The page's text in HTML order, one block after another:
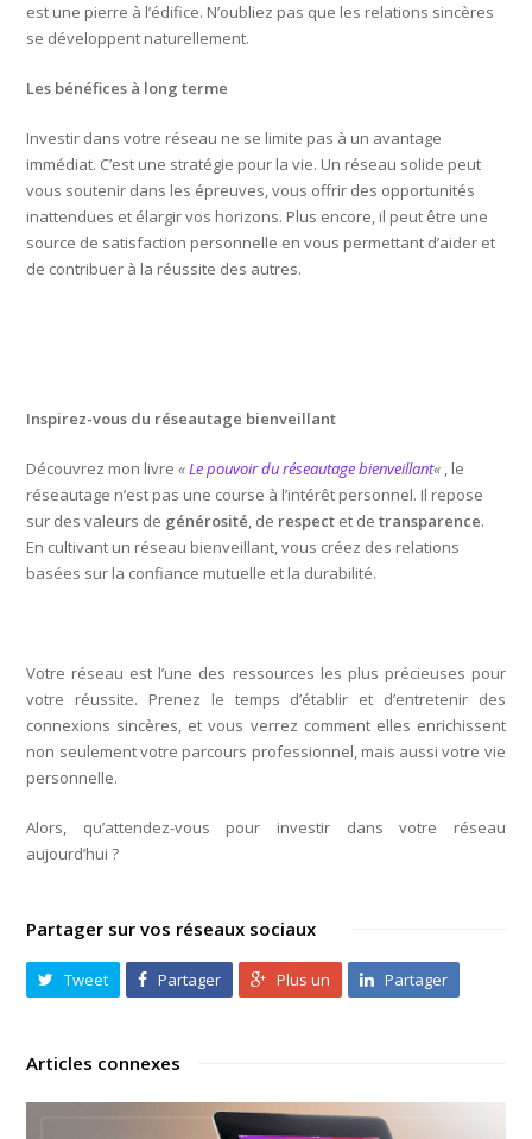
est une pierre à l’édifice. N’oubliez pas que les relations sincères
se développent naturellement.
Les bénéfices à long terme
Investir dans votre réseau ne se limite pas à un avantage
immédiat. C’est une stratégie pour la vie. Un réseau solide peut
vous soutenir dans les épreuves, vous offrir des opportunités
inattendues et élargir vos horizons. Plus encore, il peut être une
source de satisfaction personnelle en vous permettant d’aider et
de contribuer à la réussite des autres.
Inspirez-vous du réseautage bienveillant
Découvrez mon livre«Le pouvoir du réseautage bienveillant« , le
réseautage n’est pas une course à l’intérêt personnel. Il repose
sur des valeurs de générosité, de respect et detransparence.
En cultivant un réseau bienveillant, vous créez des relations
basées sur la confiance mutuelle et la durabilité.
Votre réseau est l’une des ressources les plus précieuses pour
votre réussite. Prenez le temps d’établir et d’entretenir des
connexions sincères, et vous verrez comment elles enrichissent
non seulement votre parcours professionnel, mais aussi votre vie
personnelle.
Alors, qu’attendez-vous pour investir dans votre réseau
aujourd’hui ?
Partager sur vos réseaux sociaux
Tweet Partager Plus un Partager
Articles connexes